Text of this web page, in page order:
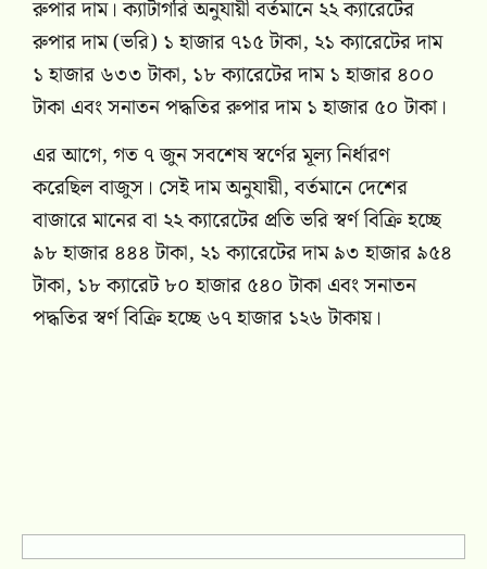
রুপার দাম। ক্যাটাগরি অনুযায়ী বর্তমানে ২২ ক্যারেটের
রুপার দাম (ভরি) ১ হাজার ৭১৫ টাকা, ২১ ক্যারেটের দাম
১ হাজার ৬৩৩ টাকা, ১৮ ক্যারেটের দাম ১ হাজার ৪০০
টাকা এবং সনাতন পদ্ধতির রুপার দাম ১ হাজার ৫০ টাকা।
এর আগে, গত ৭ জুন সবশেষ স্বর্ণের মূল্য নির্ধারণ
করেছিল বাজুস। সেই দাম অনুযায়ী, বর্তমানে দেশের
বাজারে মানের বা ২২ ক্যারেটের প্রতি ভরি স্বর্ণ বিক্রি হচ্ছে
৯৮ হাজার ৪৪৪ টাকা, ২১ ক্যারেটের দাম ৯৩ হাজার ৯৫৪
টাকা, ১৮ ক্যারেট ৮০ হাজার ৫৪০ টাকা এবং সনাতন
পদ্ধতির স্বর্ণ বিক্রি হচ্ছে ৬৭ হাজার ১২৬ টাকায়।